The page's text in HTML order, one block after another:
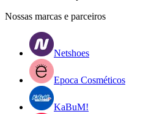
Nossas marcas e parceiros
Netshoes
Epoca Cosméticos
KaBuM!